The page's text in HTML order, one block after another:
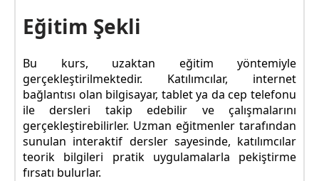
Eğitim Şekli
Bu kurs, uzaktan eğitim yöntemiyle
gerçekleştirilmektedir. Katılımcılar, internet
bağlantısı olan bilgisayar, tablet ya da cep telefonu
ile dersleri takip edebilir ve çalışmalarını
gerçekleştirebilirler. Uzman eğitmenler tarafından
sunulan interaktif dersler sayesinde, katılımcılar
teorik bilgileri pratik uygulamalarla pekiştirme
fırsatı bulurlar.